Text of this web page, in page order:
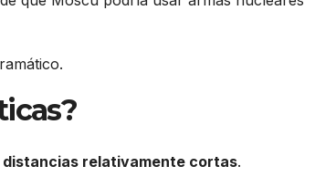
distancias relativamente cortas.